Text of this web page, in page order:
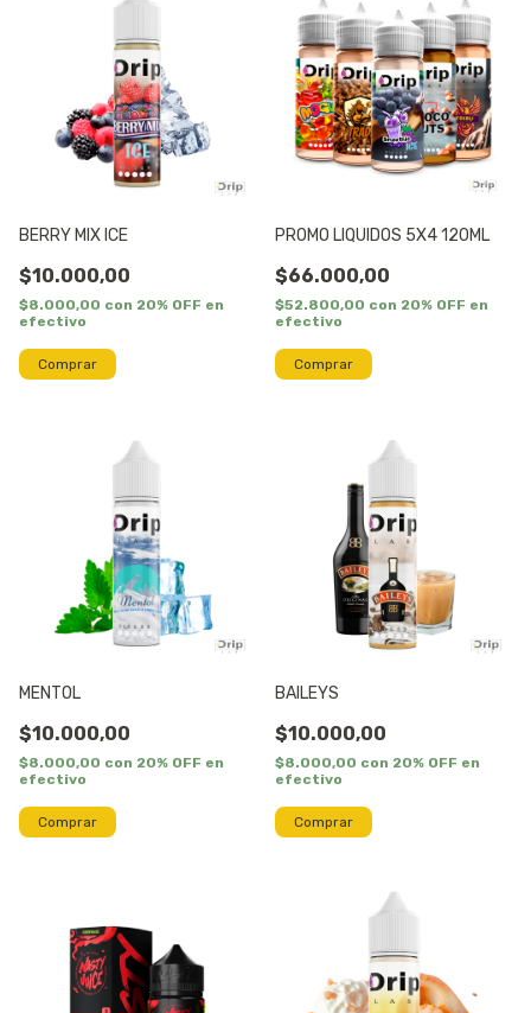
BERRY MIX ICE
$10.000,00
$8.000,00 con 20% OFF en
efectivo
Comprar
PROMO LIQUIDOS 5X4 120ML
$66.000,00
$52.800,00 con 20% OFF en
efectivo
MENTOL
$10.000,00
$8.000,00 con 20% OFF en
efectivo
Comprar
BAILEYS
$10.000,00
$8.000,00 con 20% OFF en
efectivo
Comprar